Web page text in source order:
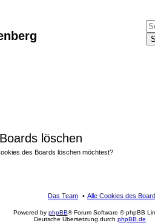
löschen
des Boards löschen möchtest?
Alle Cookies des
Das Team
Powered by phpBB® Forum Software © phpBB
Deutsche Übersetzung durch phpBB.de